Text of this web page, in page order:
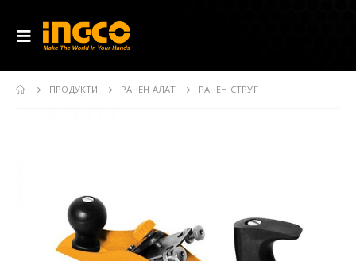
ПРОДУКТИ РАЧЕН АЛАТ РАЧЕН СТРУГ